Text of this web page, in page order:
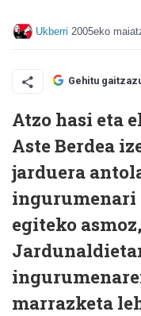
Ukberri 2005eko
Gehitu
Atzo hasi eta
Aste Berdea
jarduera
ingurumenari
egiteko
marrazketa